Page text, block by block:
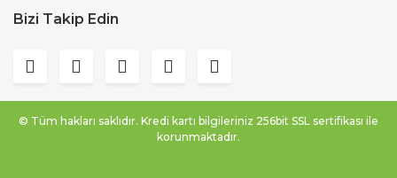
Bizi Takip Edin
© Tüm hakları saklıdır. Kredi kartı bilgileriniz 256bit SSL sertifikası ile
korunmaktadır.